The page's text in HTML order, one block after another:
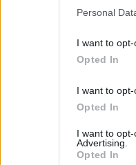
Personal
I want to
Opted In
I want to
Opted In
I want to
Advertising.
Opted In